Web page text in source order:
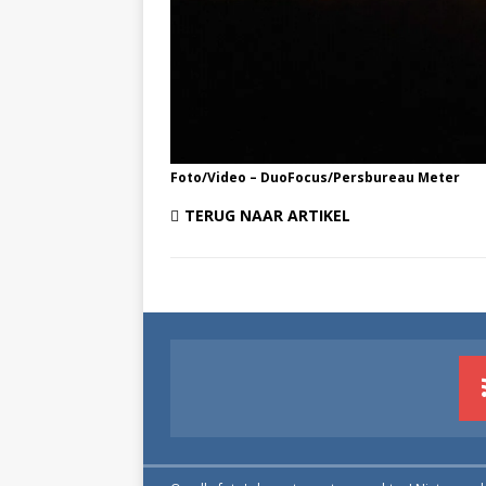
Foto/Video – DuoFocus/Persbureau Meter
TERUG NAAR ARTIKEL